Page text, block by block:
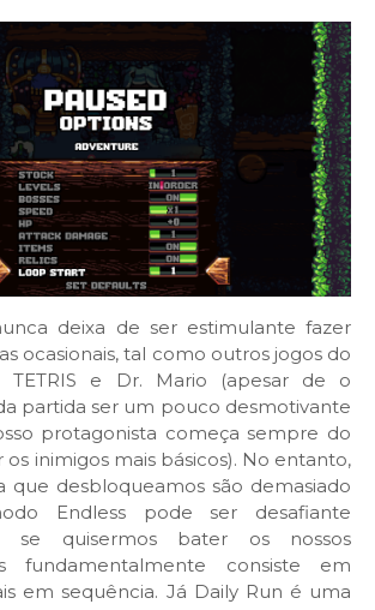
deixa de ser estimulante fazer
ocasionais, tal como outros jogos do
TETRIS e Dr. Mario (apesar de o
partida ser um pouco desmotivante
protagonista começa sempre do
os inimigos mais básicos). No entanto,
que desbloqueamos são demasiado
Endless pode ser desafiante
se quisermos bater os nossos
fundamentalmente consiste em
em sequência. Já Daily Run é uma